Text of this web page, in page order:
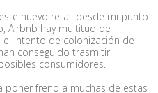
nuevo retail desde mi punto
Airbnb hay multitud de
intento de colonización de
conseguido trasmitir
consumidores.
poner freno a muchas de estas